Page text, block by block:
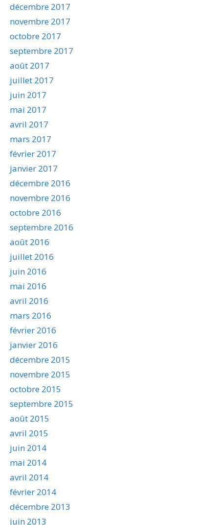
décembre 2017
novembre 2017
octobre 2017
septembre 2017
août 2017
juillet 2017
juin 2017
mai 2017
avril 2017
mars 2017
février 2017
janvier 2017
décembre 2016
novembre 2016
octobre 2016
septembre 2016
août 2016
juillet 2016
juin 2016
mai 2016
avril 2016
mars 2016
février 2016
janvier 2016
décembre 2015
novembre 2015
octobre 2015
septembre 2015
août 2015
avril 2015
juin 2014
mai 2014
avril 2014
février 2014
décembre 2013
juin 2013